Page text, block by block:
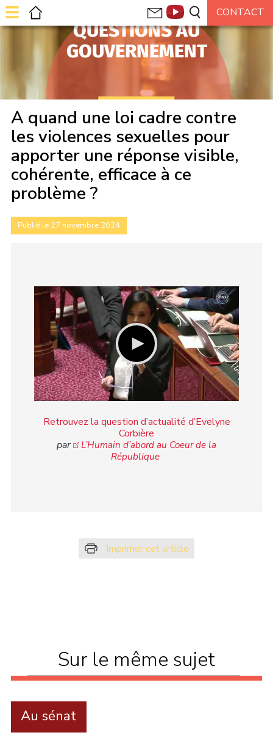
QUESTIONS AU
GOUVERNEMENT
A quand une loi cadre contre
les violences sexuelles pour
apporter une réponse visible,
cohérente, efficace à ce
problème ?
Publié le 27 novembre 2024
Retrouvez la question d’actualité d’Evelyne
Corbière
par
L’Humain d’abord au Coeur de la
République
Imprimer cet article
Sur le même sujet
Au sénat